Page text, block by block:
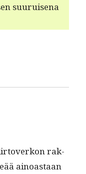
suu­ruise­na
rak­
ain­oas­taan